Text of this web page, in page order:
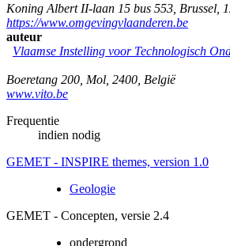
Koning Albert II-laan 15 bus 553 Brussel
https://www.omgevingvlaanderen.be
auteur
Vlaamse Instelling voor Technologisch
Boeretang 200 Mol 2400 België
www.vito.be
Frequentie
indien nodig
GEMET - INSPIRE themes, version 1.0
Geologie
GEMET - Concepten, versie 2.4
ondergrond